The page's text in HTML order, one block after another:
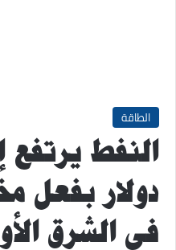
الطاقة
دولار بفعل
في الشرق